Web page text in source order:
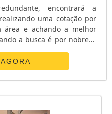
encontrará a
uma cotação por
área e achando a melhor
a busca é por nobreak
da E. C. A.
alcançará proteção com
de energia.ALGUNS
REDUNDANTEA E. C. A.